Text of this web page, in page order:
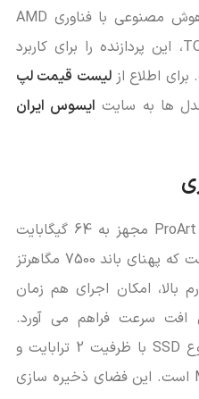
تضمین می‌ کند. پشتیبانی از هوش مصنوعی با فناوری AMD
XDNA™ NPU با قدرت 81 TOPs، این پردازنده را برای کاربرد
اطلاع ازلیست قیمت لپ
ها به سایت ایسوس ایران
لپ تاپ ProArt P16 OLED H7606WI مجهز به 64 گیگابایت
حافظه رم از نوع LPDDR5X است که پهنای باند 7500 مگاهرتز
بالا، امکان اجرای هم زمان
افت سرعت فراهم می‌ آورد.
حافظه داخلی این دستگاه از نوع SSD با ظرفیت 2 ترابایت و
استاندارد M.2 NVMe PCIe 4.0 است. این فضای ذخیره‌ سازی